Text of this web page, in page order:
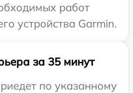
работ
устройства Garmin.
за 35 минут
по указанному